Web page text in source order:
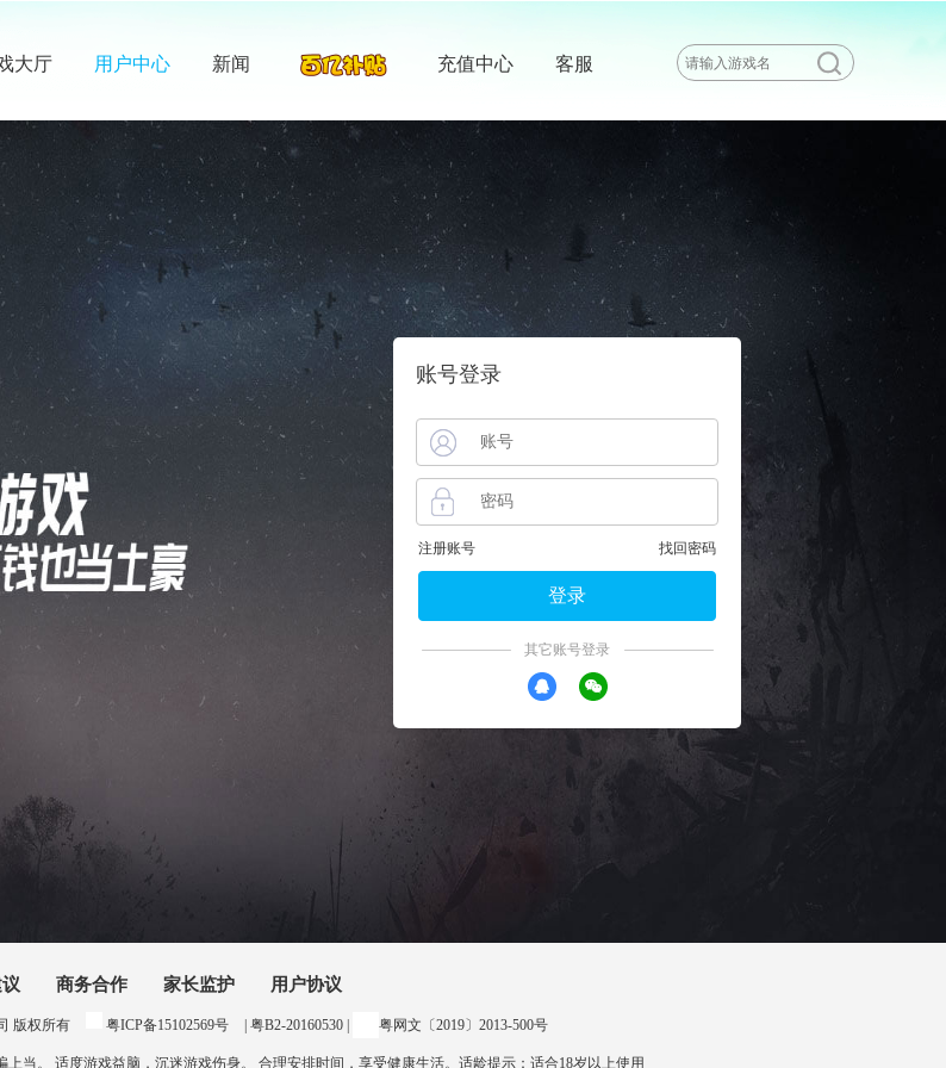
大厅 用户中心 新闻 充值中心 客服
账号登录
注册账号 找回密码
登录
其它账号登录
商务合作 家长监护 用户协议
版权所有 粤ICP备15102569号 | 粤B2-20160530 | 粤网文〔2019〕2013-500号
当。 适度游戏益脑，沉迷游戏伤身。 合理安排时间，享受健康生活。适龄提示：适合18岁以上使用